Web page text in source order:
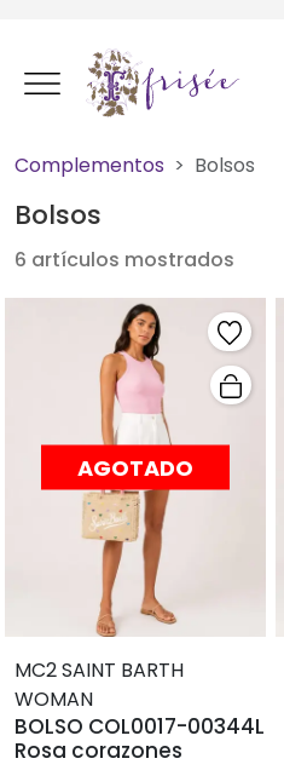
Complementos Bolsos
Bolsos
6 artículos mostrados
AGOTADO
MC2 SAINT BARTH
WOMAN
BOLSO COL0017-00344L
Rosa corazones